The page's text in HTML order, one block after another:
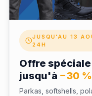
Note
JUSQU'AU 13
24H
Offre
jusqu'à −30 %
Parkas, softshells,